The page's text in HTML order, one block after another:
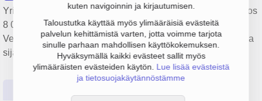
kuten navigoinnin ja kirjautumisen.
Taloustutka käyttää myös ylimääräisiä evästeitä
palvelun kehittämistä varten, jotta voimme tarjota
sinulle parhaan mahdollisen käyttökokemuksen.
Hyväksymällä kaikki evästeet sallit myös
ylimääräisten evästeiden käytön. Lue lisää evästeistä
ja tietosuojakäytännöstämme
Yrityksen Osuuskunta Vesijako liikevaihto on 264 000 €, tulos
8 000 € ja henkilöstömäärä 1. Sen päätoimiala on
Vedenhankinta, puhdistus ja jakelu, perustamisvuosi 1978 ja
sijainti Ruovesi. Yrityksen yhtiömuoto Osuuskunta (OS).